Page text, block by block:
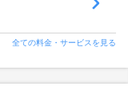
全ての料金・サービスを見る